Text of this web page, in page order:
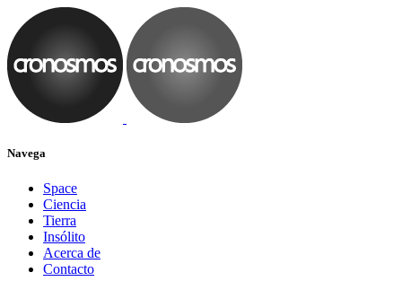
Navega
Space
Ciencia
Tierra
Insólito
Acerca de
Contacto